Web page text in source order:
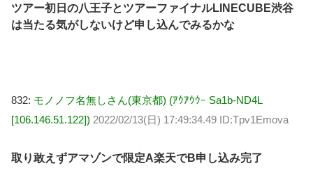
ツアー初日の八王子とツアーファイナルLINECUBE渋谷
は当たる気がしないけど申し込んでみるかな
832: モノノフ名無しさん(東京都) (ｱｳｱｳｳｰ Sa1b-ND4L
[106.146.51.122]) 2022/02/13(日) 17:49:34.49 ID:Tpv1Emova
取り敢えずアマゾンで限定A楽天でB申し込み完了